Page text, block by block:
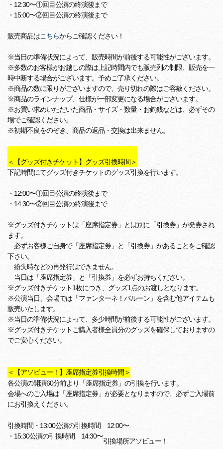
・12:30〜①回目公演の終演後まで
・15:00〜②回目公演の終演後まで
販売商品はこちらからご確認ください！
※当日の準備状況によって、販売時間が前後する可能性がございます。
※多数のお客様がお越しの際は上記時間内でも販売列の制限、販売を一
時中断する場合がございます。予めご了承ください。
※商品の数に限りがございますので、売り切れの際はご容赦ください。
※商品のラインナップ、仕様が一部変更になる場合がございます。
※お買い求めいただいた商品・サイズ・数量・お釣銭などは、必ずその
場でご確認ください。
※初期不良をのぞき、商品の返品・交換は出来ません。
＜【グッズ付きチケット】グッズ引換時間＞
下記時間にてグッズ付きチケットのグッズ引換を行います。
・12:00〜①回目公演の終演後まで
・14:30〜②回目公演の終演後まで
※グッズ付きチケットは「座席指定券」とは別に「引換券」が発券され
ます。
必ずお客様ご自身で「座席指定券」と「引換券」があることをご確認
下さい。
紛失時などの再発行はできません。
当日は「座席指定券」と「引換券」を必ずお持ちください。
※グッズ付きチケット1枚につき、グッズ1点のお渡しとなります。
※公演当日、会場では「ファンターネ！バルーン」を含む他アイテムも
販売いたします。
※当日の準備状況によって、多少時間が前後する可能性がございます。
※グッズ付きチケットご購入者様全員分のグッズを確保しておりますの
でご安心ください。
＜【アソビュー！】座席指定券引換時間＞
各公演の開演60分前より「座席指定券」の引換を行います。
会場へのご入場は「座席指定券」が必要となりますので、必ずご入場前
にお引換えください。
引換時間 ・13:00公演の引換時間 12:00〜
・15:30公演の引換時間 14:30〜
引換場所アソビュー！